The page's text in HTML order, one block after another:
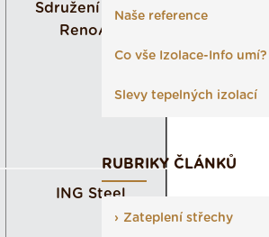
Sdružení BAK -
RenoArt
ING Steel
Naše reference
Co vše Izolace-Info umí?
Slevy tepelných izolací
RUBRIKY ČLÁNKŮ
Zateplení střechy